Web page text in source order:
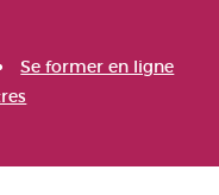
Se former en ligne